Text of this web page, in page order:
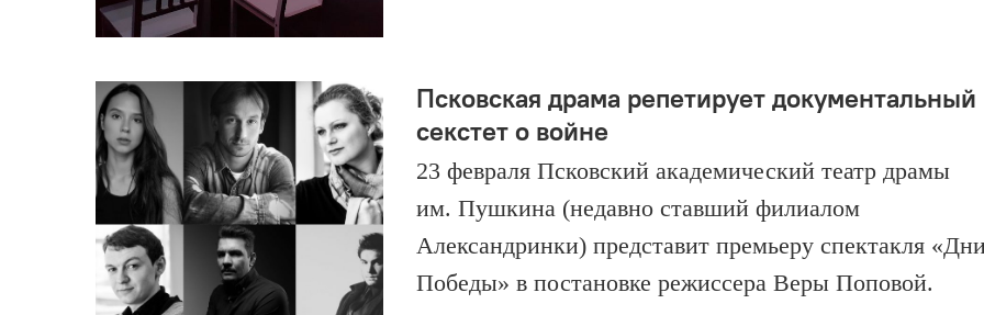
Псковская драма репетирует документальный
секстет о войне
23 февраля Псковский академический театр драмы
им. Пушкина (недавно ставший филиалом
Александринки) представит премьеру спектакля
Победы» в постановке режиссера Веры Поповой.